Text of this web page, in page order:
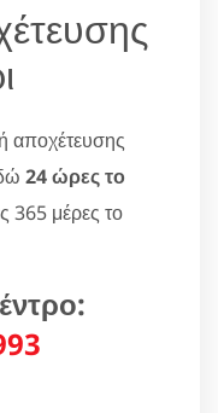
αποχέτευσης
24 ώρες το
365 μέρες το